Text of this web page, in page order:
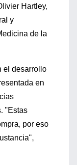
Hartley,
y
de la
el desarrollo
en
"Estas
por eso